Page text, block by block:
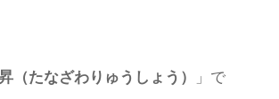
（たなざわりゅうしょう） 」で